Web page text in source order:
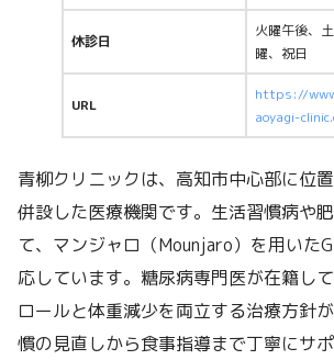
休診日
火曜午後、
曜、祝日
URL
https://
aoyagi-
青柳クリニックは、高知市中心部に位
併設した医療機関です。生活習慣病や
て、マンジャロ（Mounjaro）を用いた
応しています。糖尿病専門医が在籍し
ロールと体重減少を両立する治療方針
慣の見直しから食事指導まで丁寧にサ